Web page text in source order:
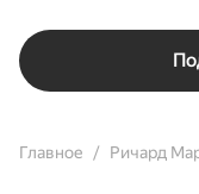
Главное Ричард